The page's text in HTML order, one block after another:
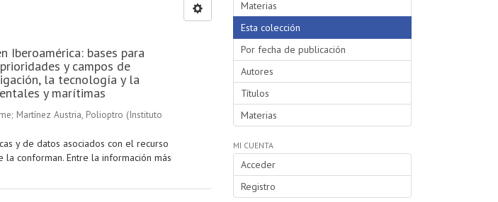
Iberoamérica: bases para
y campos de
la tecnología y la
y marítimas
; Martínez Austria, Polioptro (Instituto
y de datos asociados con el recurso
conforman. Entre la información más
Materias
Esta colección
Por fecha de publicación
Autores
Títulos
Materias
MI CUENTA
Acceder
Registro